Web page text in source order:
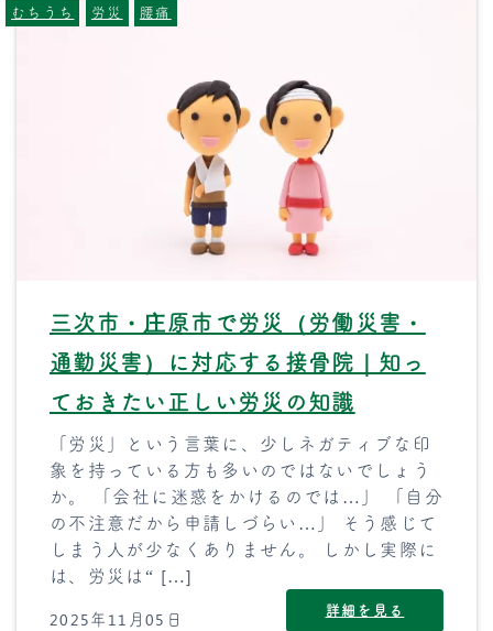
三次市・庄原市で労災（労働災害・
通勤災害）に対応する接骨院｜知っ
ておきたい正しい労災の知識
「労災」という言葉に、少しネガティブな印
象を持っている方も多いのではないでしょう
か。 「会社に迷惑をかけるのでは…」 「自分
の不注意だから申請しづらい…」 そう感じて
しまう人が少なくありません。 しかし実際に
は、労災は“ […]
2025年11月05日 詳細を見る
むちうち 労災 腰痛